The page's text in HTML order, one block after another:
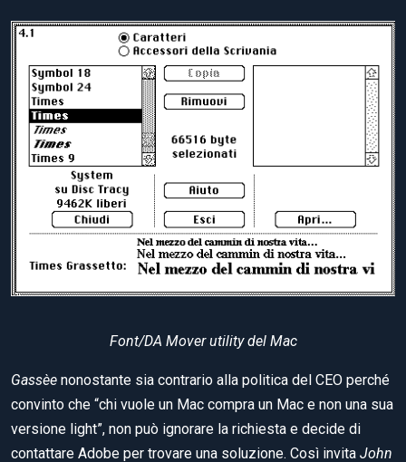
Font/DA Mover utility del Mac
Gassèe nonostante sia contrario alla politica del CEO perché
convinto che “chi vuole un Mac compra un Mac e non una sua
versione light”, non può ignorare la richiesta e decide di
contattare Adobe per trovare una soluzione. Così invita John